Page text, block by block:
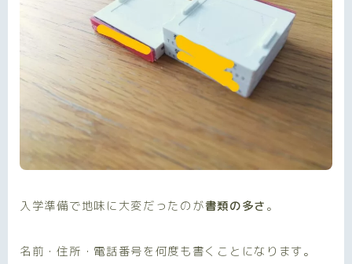
入学準備で地味に大変だったのが書類の多さ。
名前・住所・電話番号を何度も書くことになります。